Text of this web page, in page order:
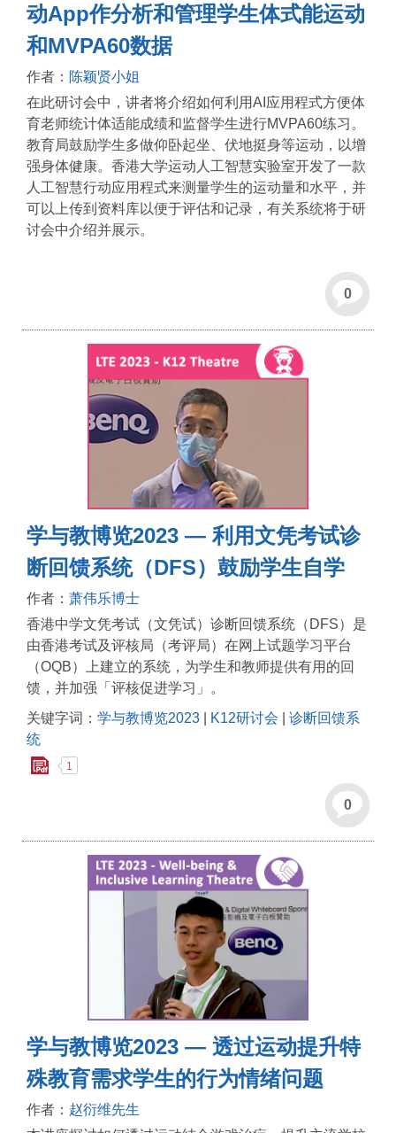
动App作分析和管理学生体式能运动
和MVPA60数据
作者： 陈颖贤小姐
在此研讨会中，讲者将介绍如何利用AI应用程式方便体
育老师统计体适能成绩和监督学生进行MVPA60练习。
教育局鼓励学生多做仰卧起坐、伏地挺身等运动，以增
强身体健康。香港大学运动人工智慧实验室开发了一款
人工智慧行动应用程式来测量学生的运动量和水平，并
可以上传到资料库以便于评估和记录，有关系统将于研
讨会中介绍并展示。
0
学与教博览2023 — 利用文凭考试诊
断回馈系统（DFS）鼓励学生自学
作者： 萧伟乐博士
香港中学文凭考试（文凭试）诊断回馈系统（DFS）是
由香港考试及评核局（考评局）在网上试题学习平台
（OQB）上建立的系统，为学生和教师提供有用的回
馈，并加强「评核促进学习」。
关键字词： 学与教博览2023 K12研讨会
诊断回馈系
统
1
0
学与教博览2023 — 透过运动提升特
殊教育需求学生的行为情绪问题
作者： 赵衍维先生